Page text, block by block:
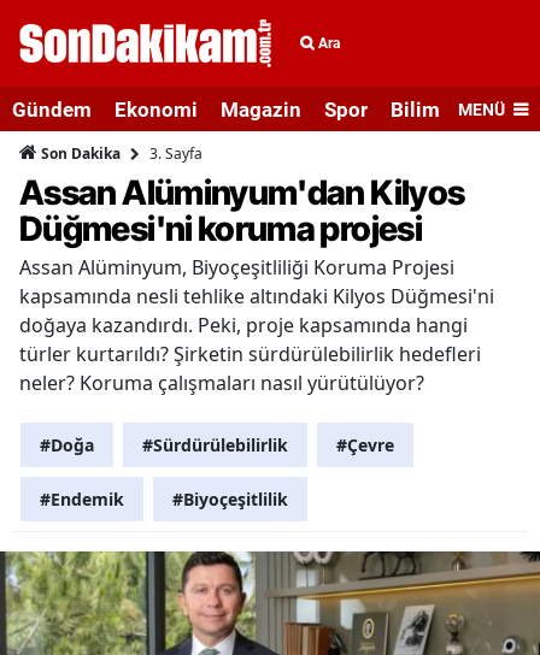
Ara
Gündem Ekonomi Magazin Spor Bilim veMENÜ
Son Dakika 3. Sayfa
Assan Alüminyum'dan Kilyos
Düğmesi'ni koruma projesi
Assan Alüminyum, Biyoçeşitliliği Koruma Projesi
kapsamında nesli tehlike altındaki Kilyos Düğmesi'ni
doğaya kazandırdı. Peki, proje kapsamında hangi
türler kurtarıldı? Şirketin sürdürülebilirlik hedefleri
neler? Koruma çalışmaları nasıl yürütülüyor?
#Doğa #Sürdürülebilirlik #Çevre
#Endemik #Biyoçeşitlilik